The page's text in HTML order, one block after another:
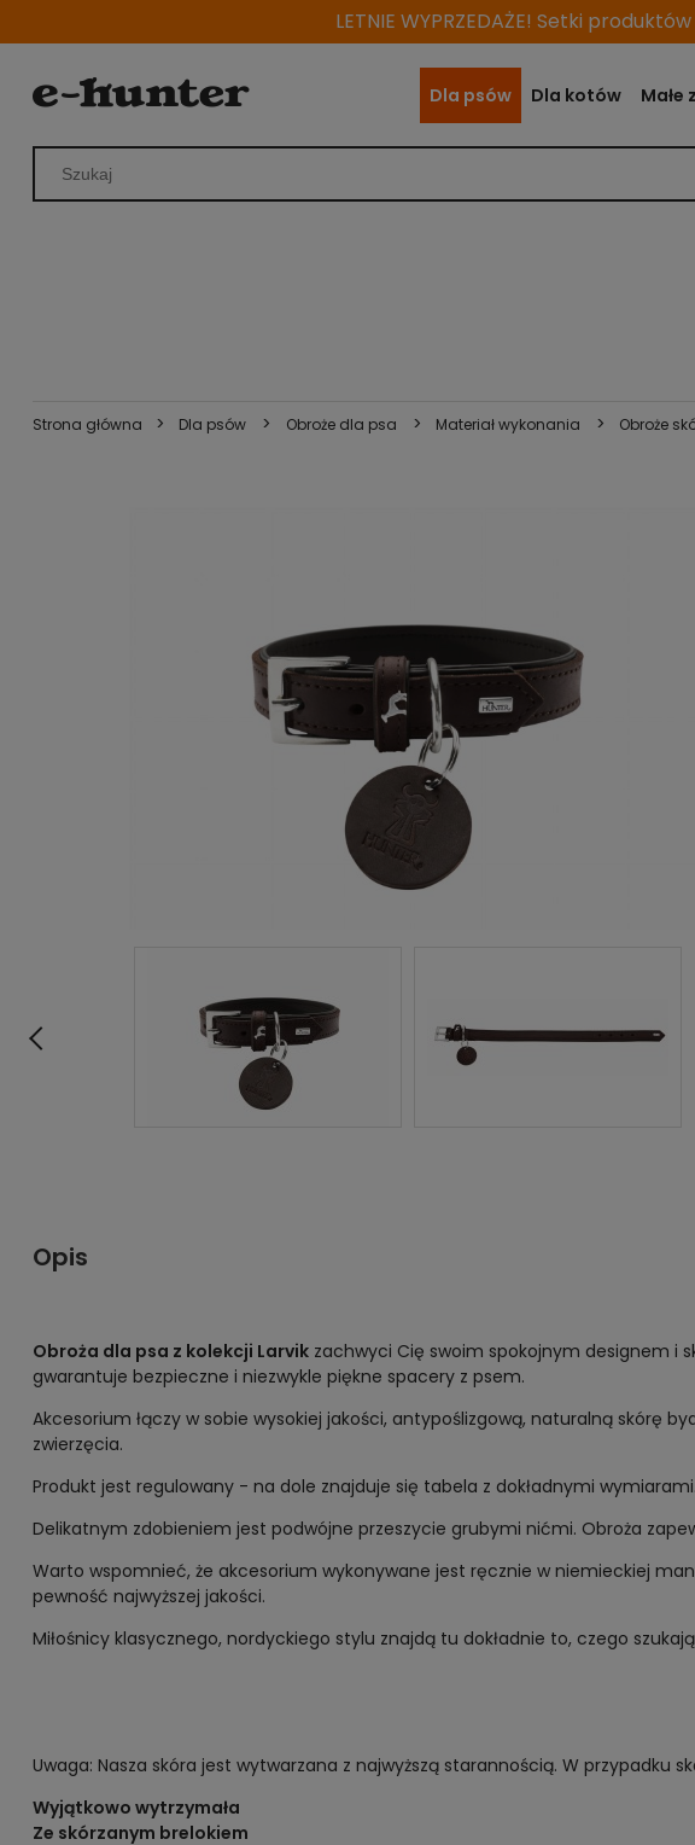
LETNIE WYPRZEDAŻE! Setki
Dla psów Dla kotów Małe
Strona główna > Dla psów > Obroże dla psa > Materiał wykonania > Obroże
Opis
Obroża dla psa z kolekcji Larvikzachwyci Cię swoim spokojnym designem i
gwarantuje bezpieczne i niezwykle piękne spacery z psem.
Akcesorium łączy w sobie wysokiej jakości, antypoślizgową, naturalną skórę
zwierzęcia.
Produkt jest regulowany - na dole znajduje się tabela z dokładnymi
Delikatnym zdobieniem jest podwójne przeszycie grubymi nićmi. Obroża
Warto wspomnieć, że akcesorium wykonywane jest ręcznie w niemieckiej
pewność najwyższej jakości.
Miłośnicy klasycznego, nordyckiego stylu znajdą tu dokładnie to, czego
Uwaga: Nasza skóra jest wytwarzana z najwyższą starannością. W przypadku
Wyjątkowo wytrzymała
Ze skórzanym brelokiem